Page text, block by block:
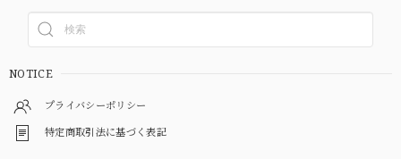
NOTICE
プライバシーポリシー
特定商取引法に基づく表記